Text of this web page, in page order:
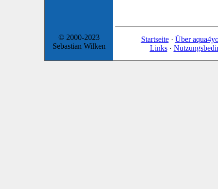
© 2000-2023
Sebastian Wilken
Startseite· Über
Links·